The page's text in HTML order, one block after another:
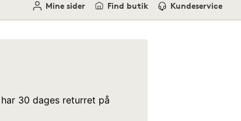
Mine sider Find butik Kundeservice
30 dages returret på